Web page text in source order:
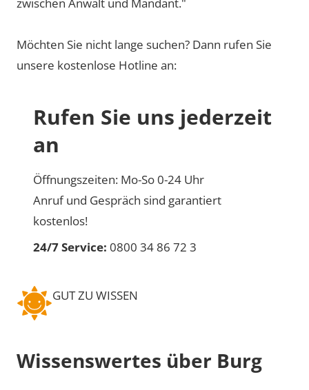
Möchten Sie nicht lange suchen? Dann rufen Sie
unsere kostenlose Hotline an:
Rufen Sie uns jederzeit
an
Öffnungszeiten: Mo-So 0-24 Uhr
Anruf und Gespräch sind garantiert
kostenlos!
24/7 Service: 0800 34 86 72 3
GUT ZU WISSEN
Wissenswertes über Burg